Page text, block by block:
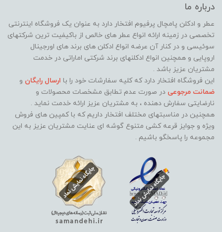
درباره ما
عطر و ادکلن پامچال پرفیوم افتخار دارد به عنوان یک فروشگاه اینترنتی
تخصصی در زمینه ارائه انواع عطر های خالص از باکیفیت ترین شرکتهای
سوئیسی و در کنار آن عرضه انواع ادکلن های برند های اورجینال
اروپایی و همچنین انواع ادکلنهای برند شرکتی اماراتی در خدمت
مشتریان عزیز باشد .
این فروشگاه افتخار دارد که کلیه سفارشات خود را با ارسال رایگان و
ضمانت مرجوعی در صورت عدم تطابق مشخصات محصولات و
نارضایتی سفارش دهنده ، به مشتریان عزیز ارائه خدمت نماید ‌.
همچنین در مناسبتهای مختلف افتخار داریم که با کمپین های فروش
ویژه و جوایز قرعه کشی متنوع گوشه ای عنایت مشتریان عزیز به این
مجموعه را پاسخگو باشیم .